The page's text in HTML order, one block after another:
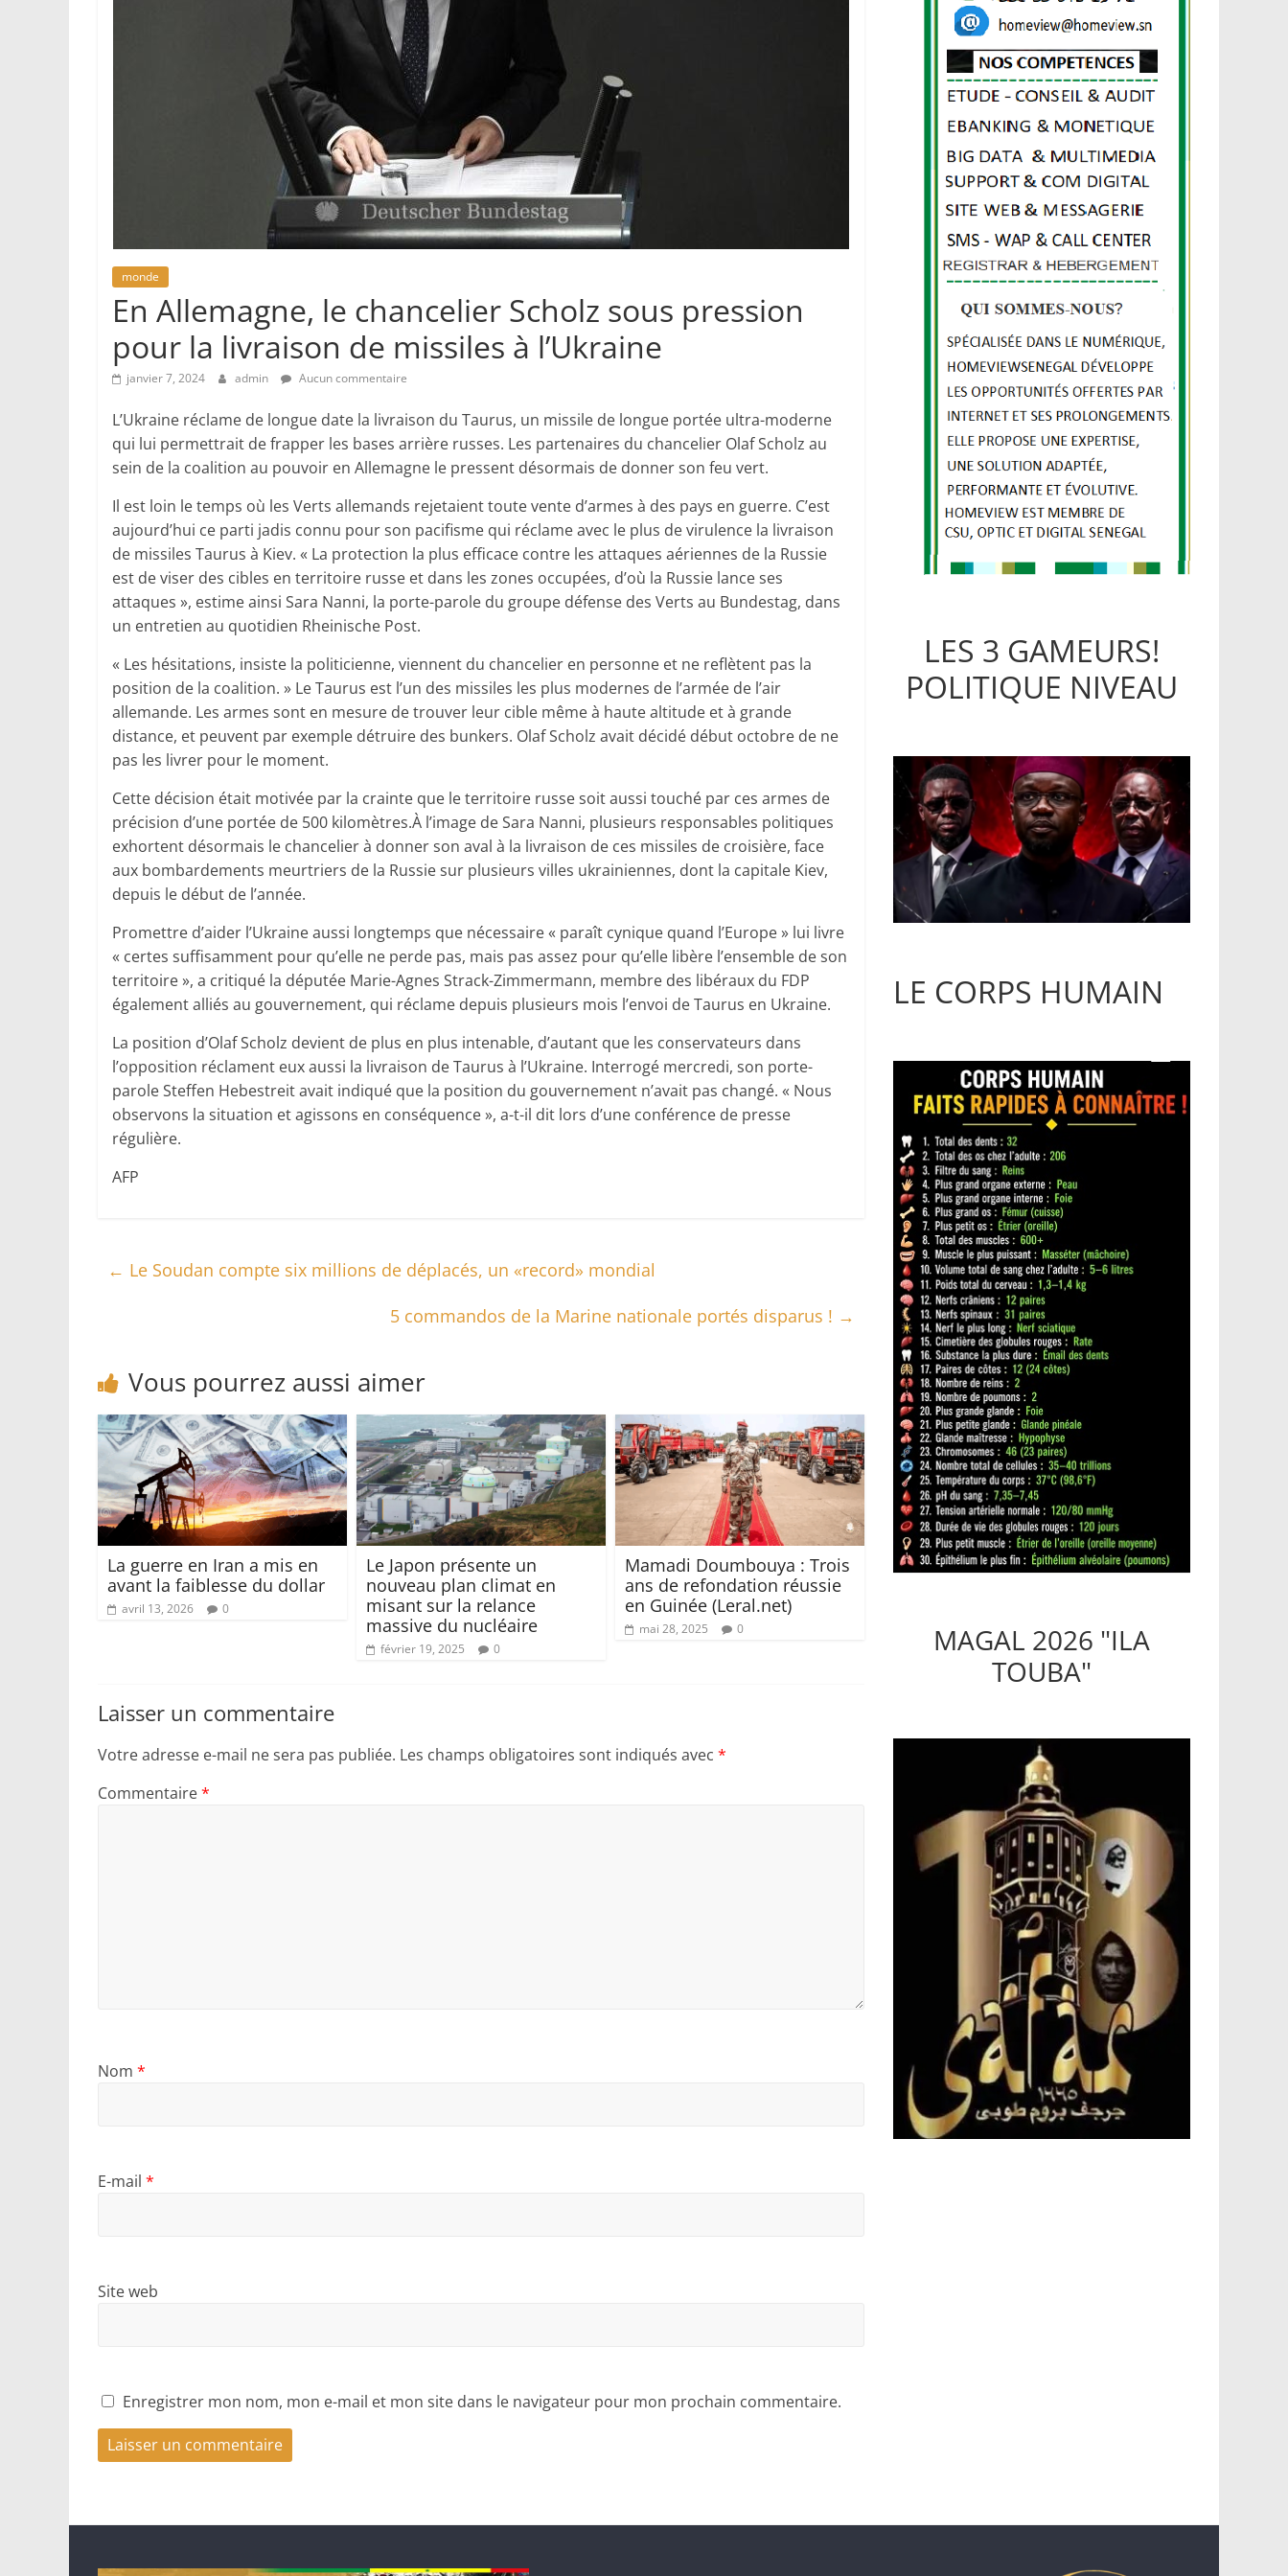
monde
En Allemagne, le chancelier Scholz sous pression
pour la livraison de missiles à l’Ukraine
janvier 7, 2024 admin Aucun commentaire
L’Ukraine réclame de longue date la livraison du Taurus, un missile de longue portée ultra-moderne
qui lui permettrait de frapper les bases arrière russes. Les partenaires du chancelier Olaf Scholz au
sein de la coalition au pouvoir en Allemagne le pressent désormais de donner son feu vert.
Il est loin le temps où les Verts allemands rejetaient toute vente d’armes à des pays en guerre. C’est
aujourd’hui ce parti jadis connu pour son pacifisme qui réclame avec le plus de virulence la livraison
de missiles Taurus à Kiev. « La protection la plus efficace contre les attaques aériennes de la Russie
est de viser des cibles en territoire russe et dans les zones occupées, d’où la Russie lance ses
attaques », estime ainsi Sara Nanni, la porte-parole du groupe défense des Verts au Bundestag, dans
un entretien au quotidien Rheinische Post.
« Les hésitations, insiste la politicienne, viennent du chancelier en personne et ne reflètent pas la
position de la coalition. » Le Taurus est l’un des missiles les plus modernes de l’armée de l’air
allemande. Les armes sont en mesure de trouver leur cible même à haute altitude et à grande
distance, et peuvent par exemple détruire des bunkers. Olaf Scholz avait décidé début octobre de ne
pas les livrer pour le moment.
Cette décision était motivée par la crainte que le territoire russe soit aussi touché par ces armes de
précision d’une portée de 500 kilomètres.À l’image de Sara Nanni, plusieurs responsables politiques
exhortent désormais le chancelier à donner son aval à la livraison de ces missiles de croisière, face
aux bombardements meurtriers de la Russie sur plusieurs villes ukrainiennes, dont la capitale Kiev,
depuis le début de l’année.
Promettre d’aider l’Ukraine aussi longtemps que nécessaire « paraît cynique quand l’Europe » lui livre
« certes suffisamment pour qu’elle ne perde pas, mais pas assez pour qu’elle libère l’ensemble de son
territoire », a critiqué la députée Marie-Agnes Strack-Zimmermann, membre des libéraux du FDP
également alliés au gouvernement, qui réclame depuis plusieurs mois l’envoi de Taurus en Ukraine.
La position d’Olaf Scholz devient de plus en plus intenable, d’autant que les conservateurs dans
l’opposition réclament eux aussi la livraison de Taurus à l’Ukraine. Interrogé mercredi, son porte-
parole Steffen Hebestreit avait indiqué que la position du gouvernement n’avait pas changé. « Nous
observons la situation et agissons en conséquence », a-t-il dit lors d’une conférence de presse
régulière.
AFP
← Le Soudan compte six millions de déplacés, un «record» mondial
5 commandos de la Marine nationale portés disparus ! →
Vous pourrez aussi aimer
La guerre en Iran a mis en
avant la faiblesse du dollar
avril 13, 2026 0
Le Japon présente un
nouveau plan climat en
misant sur la relance
massive du nucléaire
février 19, 2025 0
Mamadi Doumbouya : Trois
ans de refondation réussie
en Guinée (Leral.net)
mai 28, 2025 0
Laisser un commentaire
Votre adresse e-mail ne sera pas publiée. Les champs obligatoires sont indiqués avec *
Commentaire*
Nom *
E-mail *
Site web
Enregistrer mon nom, mon e-mail et mon site dans le navigateur pour mon prochain commentaire.
LES 3 GAMEURS!
POLITIQUE NIVEAU
LE CORPS HUMAIN
MAGAL 2026 "ILA
TOUBA"